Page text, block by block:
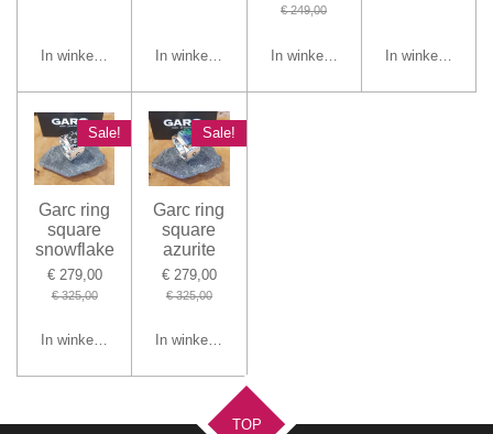
In winkelwagen In winkelwagen
€ 249,00
In winkelwagen In winkelwagen
Sale!
Garc ring
square
snowflake
€ 279,00
€ 325,00
In winkelwagen
Sale!
Garc ring
square
azurite
€ 279,00
€ 325,00
In winkelwagen
TOP